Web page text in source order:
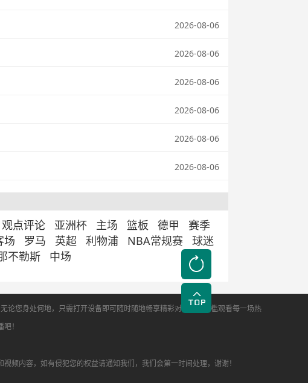
2026-08-06
2026-08-06
2026-08-06
2026-08-06
2026-08-06
2026-08-06
观点评论 亚洲杯 主场 篮板 德甲
赛季
场 罗马 英超 利物浦 NBA常规赛
球迷
不勒斯 中场
您身处何地，只需打开设备即可随时随地畅享精彩对决，零门槛观看每一场热
！
频内容，如有侵犯您的权益请通知我们，我们会第一时间处理，谢谢！